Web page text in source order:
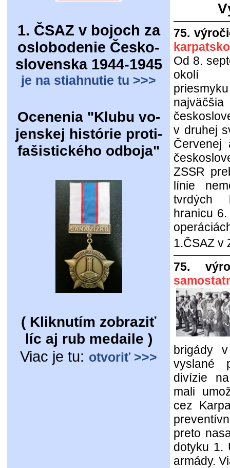
1. ČSAZ v bojoch za
oslobodenie Česko-
slovenska 1944-1945
je na stiahnutie tu >>>
Ocenenia "Klubu vo-
jenskej histórie proti-
fašistického odboja"
( Kliknutím zobraziť
líc aj rub medaile )
Viac je tu: otvoriť >>>
75.
Od 8.
okolí
v druhej
ZSSR
línie
tvrdých
hranicu
1.ČSAZ v
75.
brigády
vyslané
divízie
mali
cez
preto
dotyku 1.
armády.